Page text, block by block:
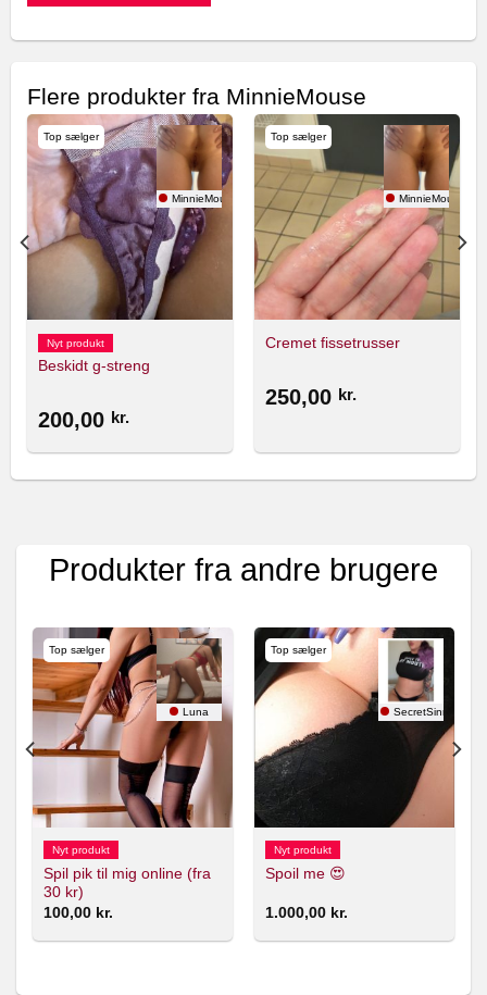
Flere produkter fra MinnieMouse
Top sælger
MinnieMouse
Nyt produkt
Beskidt g-streng
200,00 kr.
Top sælger
MinnieMouse
Cremet fissetrusser
250,00 kr.
Produkter fra andre brugere
Top sælger
Luna
Nyt produkt
Spil pik til mig online (fra
30 kr)
100,00 kr.
Top sælger
SecretSinnerX
Nyt produkt
Spoil me 😍
1.000,00 kr.
🇸🇪